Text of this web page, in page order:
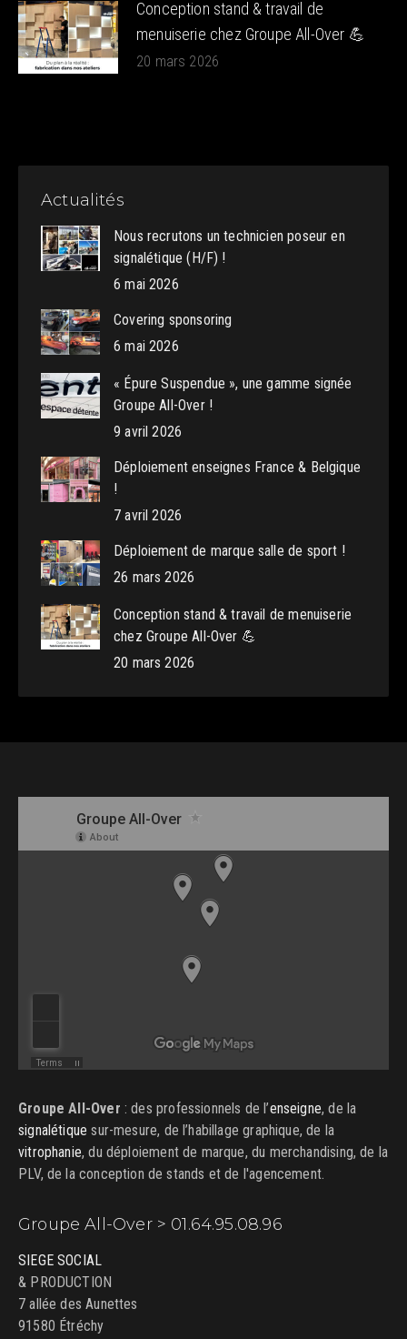
Conception stand & travail de
menuiserie chez Groupe All-Over 💪
20 mars 2026
Actualités
Nous recrutons un technicien poseur en
signalétique (H/F) !
6 mai 2026
Covering sponsoring
6 mai 2026
« Épure Suspendue », une gamme signée
Groupe All-Over !
9 avril 2026
Déploiement enseignes France & Belgique
!
7 avril 2026
Déploiement de marque salle de sport !
26 mars 2026
Conception stand & travail de menuiserie
chez Groupe All-Over 💪
20 mars 2026
Groupe All-Over : des professionnels de l’enseigne, de la
signalétique sur-mesure, de l’habillage graphique, de la
vitrophanie, du déploiement de marque, du merchandising, de la
PLV, de la conception de stands et de l'agencement.
Groupe All-Over > 01.64.95.08.96
SIEGE SOCIAL
& PRODUCTION
7 allée des Aunettes
91580 Étréchy